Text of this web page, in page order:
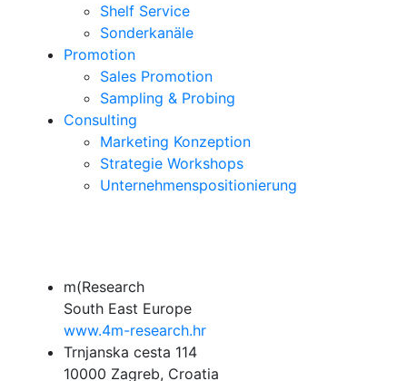
Shelf Service
Sonderkanäle
Promotion
Sales Promotion
Sampling & Probing
Consulting
Marketing Konzeption
Strategie Workshops
Unternehmenspositionierung
m(Research
South East Europe
www.4m-research.hr
Trnjanska cesta 114
10000 Zagreb, Croatia